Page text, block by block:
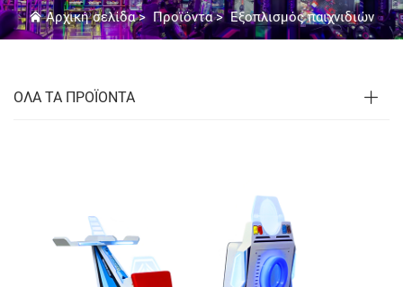
Αρχική σελίδα> Προϊόντα>Εξοπλισμός παιχνιδιών
ΟΛΑ ΤΑ ΠΡΟΪΟΝΤΑ